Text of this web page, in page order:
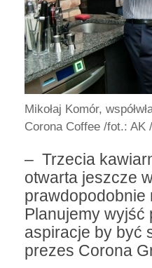
Mikołaj Komór,
Corona Coffee /fot.: AK /
– Trzecia
otwarta jeszcze
prawdopodobnie
Planujemy
aspiracje by być
prezes Corona